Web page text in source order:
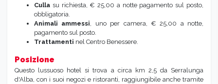
Culla su richiesta, € 25,00 a notte pagamento sul posto,
obbligatoria.
Animali ammessi , uno per camera, € 25,00 a notte,
pagamento sul posto.
Trattamenti nel Centro Benessere.
Posizione
Questo lussuoso hotel si trova a circa km 2,5 da Serralunga
d'Alba, con i suoi negozi e ristoranti, raggiungibile anche tramite